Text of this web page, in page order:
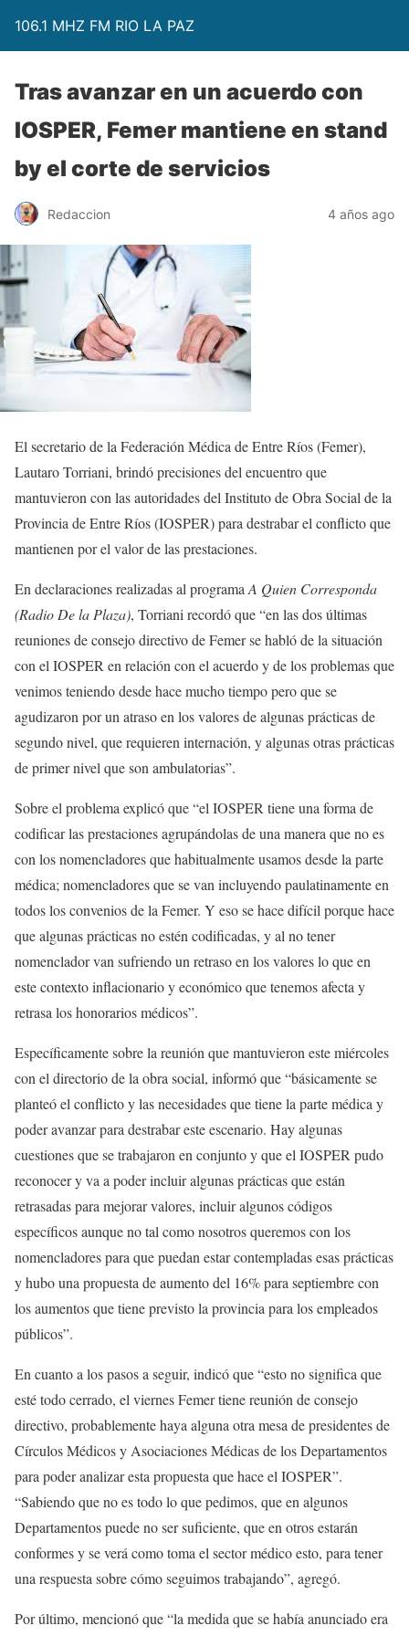
106.1 MHZ FM RIO LA PAZ
Tras avanzar en un acuerdo con
IOSPER, Femer mantiene en stand
by el corte de servicios
Redaccion 4 años ago
El secretario de la Federación Médica de Entre Ríos (Femer),
Lautaro Torriani, brindó precisiones del encuentro que
mantuvieron con las autoridades del Instituto de Obra Social de la
Provincia de Entre Ríos (IOSPER) para destrabar el conflicto que
mantienen por el valor de las prestaciones.
En declaraciones realizadas al programa A Quien Corresponda
(Radio De la Plaza), Torriani recordó que “en las dos últimas
reuniones de consejo directivo de Femer se habló de la situación
con el IOSPER en relación con el acuerdo y de los problemas que
venimos teniendo desde hace mucho tiempo pero que se
agudizaron por un atraso en los valores de algunas prácticas de
segundo nivel, que requieren internación, y algunas otras prácticas
de primer nivel que son ambulatorias”.
Sobre el problema explicó que “el IOSPER tiene una forma de
codificar las prestaciones agrupándolas de una manera que no es
con los nomencladores que habitualmente usamos desde la parte
médica; nomencladores que se van incluyendo paulatinamente en
todos los convenios de la Femer. Y eso se hace difícil porque hace
que algunas prácticas no estén codificadas, y al no tener
nomenclador van sufriendo un retraso en los valores lo que en
este contexto inflacionario y económico que tenemos afecta y
retrasa los honorarios médicos”.
Específicamente sobre la reunión que mantuvieron este miércoles
con el directorio de la obra social, informó que “básicamente se
planteó el conflicto y las necesidades que tiene la parte médica y
poder avanzar para destrabar este escenario. Hay algunas
cuestiones que se trabajaron en conjunto y que el IOSPER pudo
reconocer y va a poder incluir algunas prácticas que están
retrasadas para mejorar valores, incluir algunos códigos
específicos aunque no tal como nosotros queremos con los
nomencladores para que puedan estar contempladas esas prácticas
y hubo una propuesta de aumento del 16% para septiembre con
los aumentos que tiene previsto la provincia para los empleados
públicos”.
En cuanto a los pasos a seguir, indicó que “esto no significa que
esté todo cerrado, el viernes Femer tiene reunión de consejo
directivo, probablemente haya alguna otra mesa de presidentes de
Círculos Médicos y Asociaciones Médicas de los Departamentos
para poder analizar esta propuesta que hace el IOSPER”.
“Sabiendo que no es todo lo que pedimos, que en algunos
Departamentos puede no ser suficiente, que en otros estarán
conformes y se verá como toma el sector médico esto, para tener
una respuesta sobre cómo seguimos trabajando”, agregó.
Por último, mencionó que “la medida que se había anunciado era